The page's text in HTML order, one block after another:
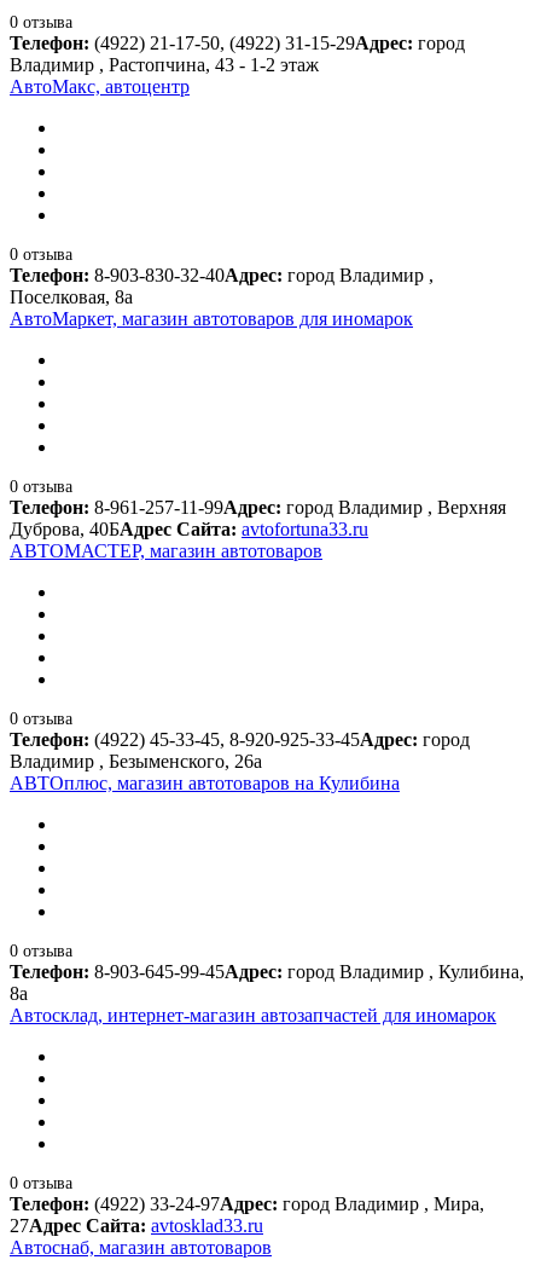
0 отзыва
Телефон: (4922) 21-17-50, (4922) 31-15-29Адрес: город
Владимир , Растопчина, 43 - 1-2 этаж
АвтоМакс, автоцентр
0 отзыва
Телефон: 8-903-830-32-40Адрес: город Владимир ,
Поселковая, 8а
АвтоМаркет, магазин автотоваров для иномарок
0 отзыва
Телефон: 8-961-257-11-99Адрес: город Владимир , Верхняя
Дуброва, 40БАдрес Сайта: avtofortuna33.ru
АВТОМАСТЕР, магазин автотоваров
0 отзыва
Телефон: (4922) 45-33-45, 8-920-925-33-45Адрес: город
Владимир , Безыменского, 26а
АВТОплюс, магазин автотоваров на Кулибина
0 отзыва
Телефон: 8-903-645-99-45Адрес: город Владимир , Кулибина,
8а
Автосклад, интернет-магазин автозапчастей для иномарок
0 отзыва
Телефон: (4922) 33-24-97Адрес: город Владимир , Мира,
27Адрес Сайта: avtosklad33.ru
Автоснаб, магазин автотоваров